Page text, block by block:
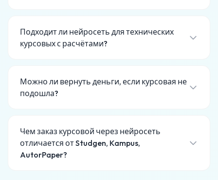
Подходит ли нейросеть для технических
курсовых с расчётами?
Можно ли вернуть деньги, если курсовая не
подошла?
Чем заказ курсовой через нейросеть
отличается от Studgen, Kampus,
AutorPaper?